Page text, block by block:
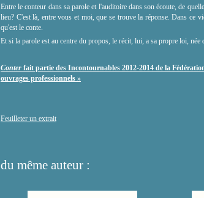
Entre le conteur dans sa parole et l'auditoire dans son écoute, de
lieu? C'est là, entre vous et moi, que se trouve la réponse. Dans ce
qu'est le conte.
Et si la parole est au centre du propos, le récit, lui, a sa propre loi, née
Conter fait partie des Incontournables 2012-2014 de la
ouvrages professionnels »
Feuilleter un extrait
du même auteur :